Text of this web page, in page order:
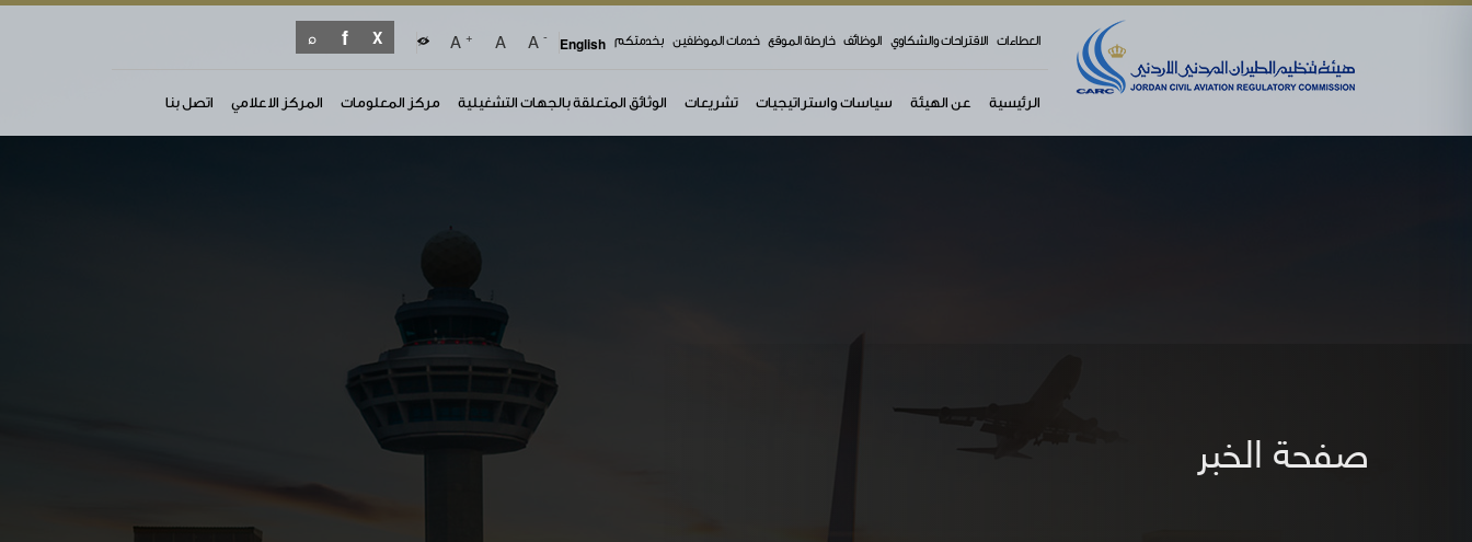
العطاءات الاقتراحات والشكاوي الوظائف خارطة الموقع خدمات الموظفين بخدمتكم English
-
A
A
+
A
الرئيسية عن الهيئة سياسات واستراتيجيات تشريعات الوثائق المتعلقة بالجهات التشغيلية مركز المعلومات المركز الاعلامي اتصل بنا
صفحة الخبر